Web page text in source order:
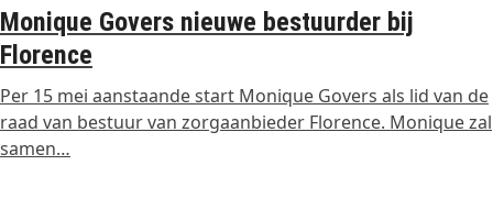
Monique Govers nieuwe bestuurder bij
Florence
Per 15 mei aanstaande start Monique Govers als lid van de
raad van bestuur van zorgaanbieder Florence. Monique zal
samen…